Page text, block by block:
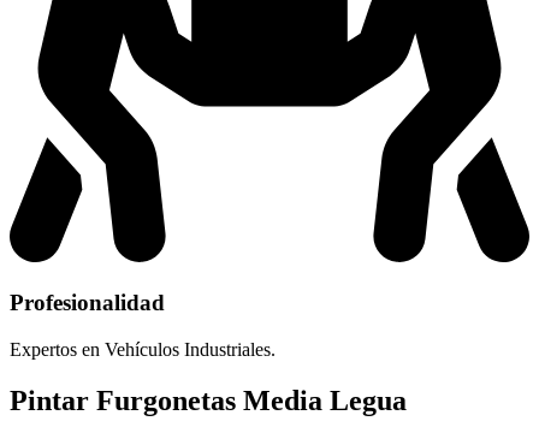
Profesionalidad
Expertos en Vehículos Industriales.
Pintar Furgonetas Media Legua